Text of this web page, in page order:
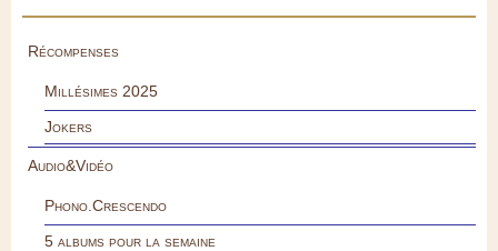
Récompenses
Millésimes 2025
Jokers
Audio&Vidéo
Phono.Crescendo
5 albums pour la semaine